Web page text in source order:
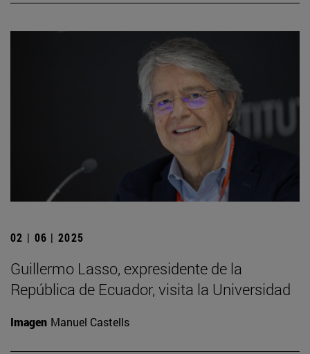
02 | 06 | 2025
Guillermo Lasso, expresidente de la
República de Ecuador, visita la Universidad
Imagen Manuel Castells